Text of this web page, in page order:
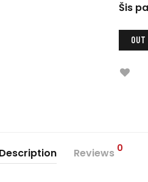
Šis
Description Reviews 0